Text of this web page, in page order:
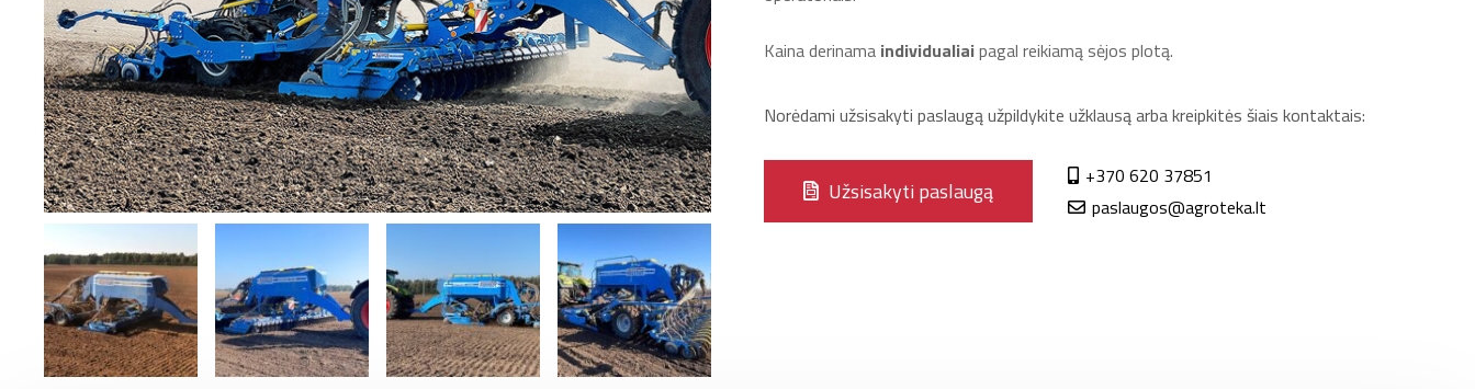
Kaina derinama individualiaipagal reikiamą sėjos plotą.
Norėdami užsisakyti paslaugą užpildykite užklausą arba kreipkitės šiais kontaktais:
Užsisakyti paslaugą
+370 620 37851
paslaugos@agroteka.lt